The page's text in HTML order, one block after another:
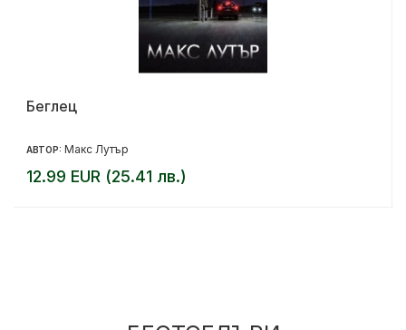
Беглец
АВТОР: Макс Лутър
12.99 EUR (25.41 лв.)